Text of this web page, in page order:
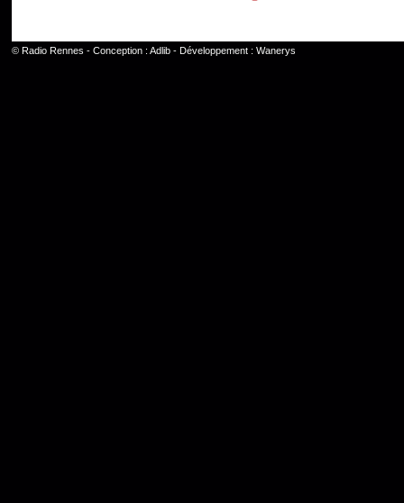
© Radio Rennes - Conception : Adlib- Développement : Wanerys